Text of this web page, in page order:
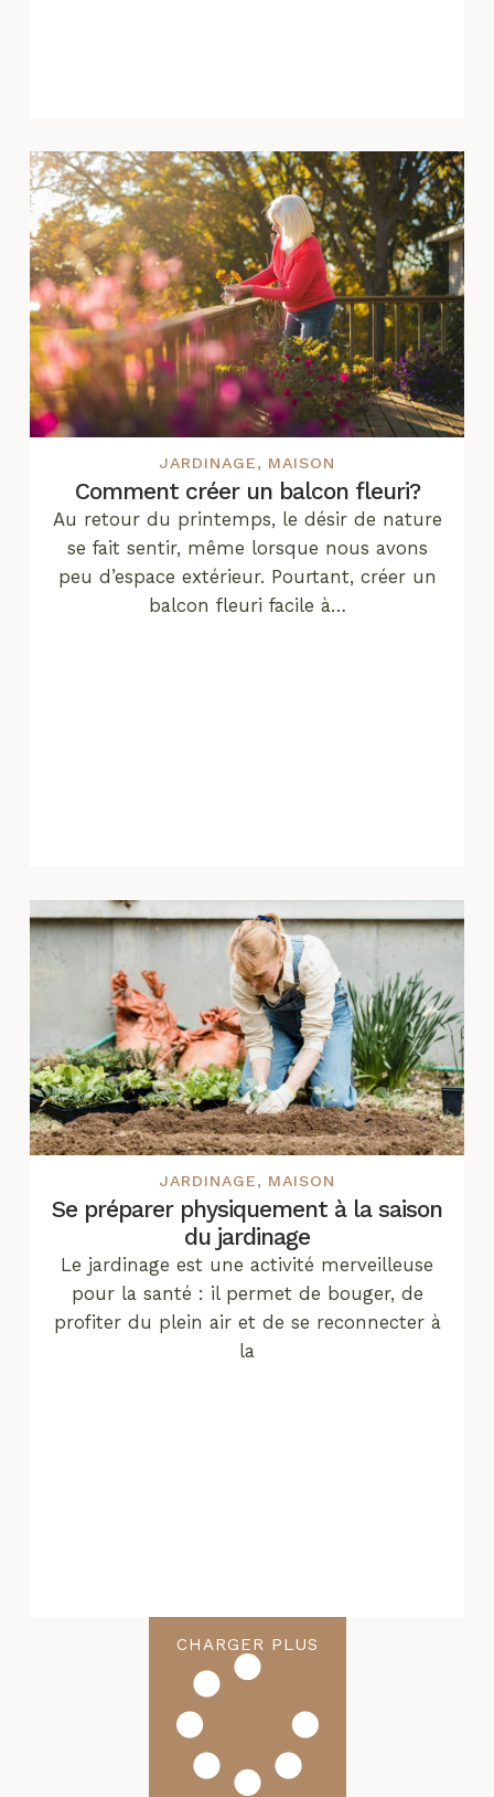
JARDINAGE, MAISON
Comment créer un balcon fleuri?
Au retour du printemps, le désir de nature
se fait sentir, même lorsque nous avons
peu d’espace extérieur. Pourtant, créer un
balcon fleuri facile à…
JARDINAGE, MAISON
Se préparer physiquement à la saison
du jardinage
Le jardinage est une activité merveilleuse
pour la santé : il permet de bouger, de
profiter du plein air et de se reconnecter à
la
CHARGER PLUS